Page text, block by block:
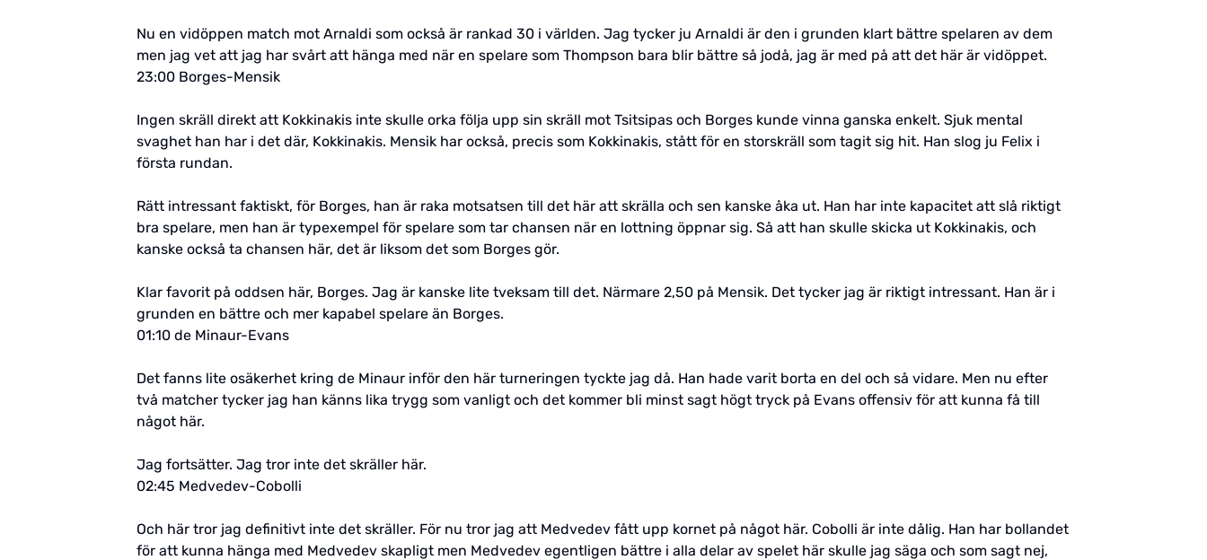
Nu en vidöppen match mot Arnaldi som också är rankad 30 i världen. Jag tycker ju Arnaldi är den i grunden klart bättre spelaren av dem
men jag vet att jag har svårt att hänga med när en spelare som Thompson bara blir bättre så jodå, jag är med på att det här är vidöppet.
23:00 Borges-Mensik
Ingen skräll direkt att Kokkinakis inte skulle orka följa upp sin skräll mot Tsitsipas och Borges kunde vinna ganska enkelt. Sjuk mental
svaghet han har i det där, Kokkinakis. Mensik har också, precis som Kokkinakis, stått för en storskräll som tagit sig hit. Han slog ju Felix i
första rundan.
Rätt intressant faktiskt, för Borges, han är raka motsatsen till det här att skrälla och sen kanske åka ut. Han har inte kapacitet att slå riktigt
bra spelare, men han är typexempel för spelare som tar chansen när en lottning öppnar sig. Så att han skulle skicka ut Kokkinakis, och
kanske också ta chansen här, det är liksom det som Borges gör.
Klar favorit på oddsen här, Borges. Jag är kanske lite tveksam till det. Närmare 2,50 på Mensik. Det tycker jag är riktigt intressant. Han är i
grunden en bättre och mer kapabel spelare än Borges.
01:10 de Minaur-Evans
Det fanns lite osäkerhet kring de Minaur inför den här turneringen tyckte jag då. Han hade varit borta en del och så vidare. Men nu efter
två matcher tycker jag han känns lika trygg som vanligt och det kommer bli minst sagt högt tryck på Evans offensiv för att kunna få till
något här.
Jag fortsätter. Jag tror inte det skräller här.
02:45 Medvedev-Cobolli
Och här tror jag definitivt inte det skräller. För nu tror jag att Medvedev fått upp kornet på något här. Cobolli är inte dålig. Han har bollandet
för att kunna hänga med Medvedev skapligt men Medvedev egentligen bättre i alla delar av spelet här skulle jag säga och som sagt nej,